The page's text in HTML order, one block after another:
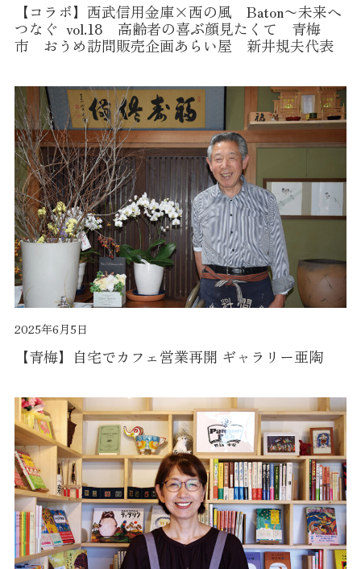
【コラボ】西武信用金庫×西の風 Baton〜未来へ
つなぐ vol.18 高齢者の喜ぶ顔見たくて 青梅
市 おうめ訪問販売企画あらい屋 新井規夫代表
2025年6月5日
【青梅】自宅でカフェ営業再開 ギャラリー亜陶